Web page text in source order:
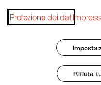
Termini e
Protezione dei dati
Rifiuta